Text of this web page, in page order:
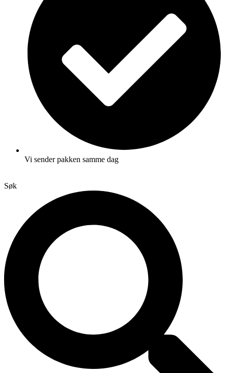
Vi sender pakken samme dag
Søk